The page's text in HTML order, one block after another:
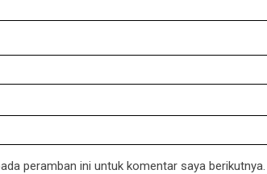
peramban ini untuk komentar saya berikutnya.